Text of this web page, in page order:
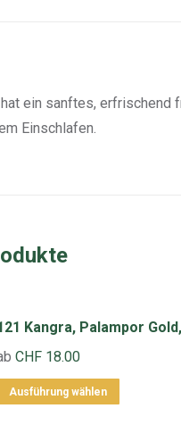
ein sanftes, erfrischend
Einschlafen.
Kangra, Palampor
CHF 18.00
Ausführung wählen